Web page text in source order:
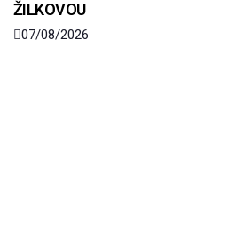
ŽILKOVOU
07/08/2026